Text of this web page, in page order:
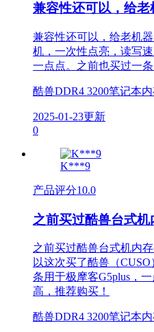
兼容性还可以，给老
兼容性还可以，给老机
机，一次性点亮，读写
一点点。之前也买过一
酷兽DDR4 3200笔记本
2025-01-23更新
0
K***9
产品评分10.0
之前买过酷兽台式机
之前买过酷兽台式机内
以这次买了酷兽（
条用于极摩客G5plus，
高，推荐购买！
酷兽DDR4 3200笔记本